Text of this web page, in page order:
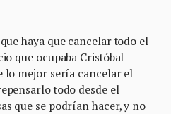
haya que cancelar todo el
que ocupaba Cristóbal
lo mejor sería cancelar el
todo desde el
que se podrían hacer, y no